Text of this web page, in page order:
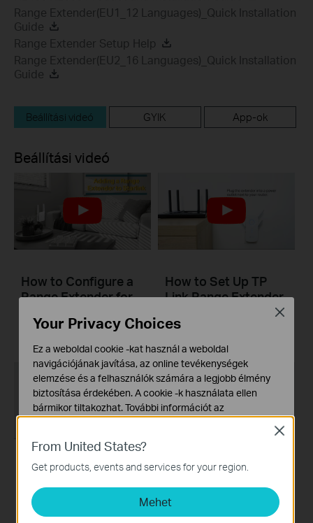
Range Extender(EU1_12 Languages)_Quick Installation
Guide
Range Extender Setup Help
Range Extender(EU2_16 Languages)_Quick Installation
Guide
Beállítási videó GYIK App-ok
Beállítási videó
How to Configure a
Range Extender for
How to Set Up TP
Link Range Extender
How to set up a TP-
Link Range
Extender(No music)
How to set up a TP-
Link Range Extender
From United States?
Get products, events and services for your region.
Mehet
Close
Your Privacy Choices
Ez a weboldal cookie -kat használ a weboldal
navigációjának javítása, az online tevékenységek
elemzése és a felhasználók számára a legjobb élmény
biztosítása érdekében. A cookie -k használata ellen
bármikor tiltakozhat. További információt az
Alap Cookie-k
Ezek a cookie -k a webhely működéséhez szükségesek,
és nem tilthatók le a rendszereiben.
Marketing és Elemző Cookie-k
Az elemző cookie -k lehetővé teszik számunkra, hogy
Close